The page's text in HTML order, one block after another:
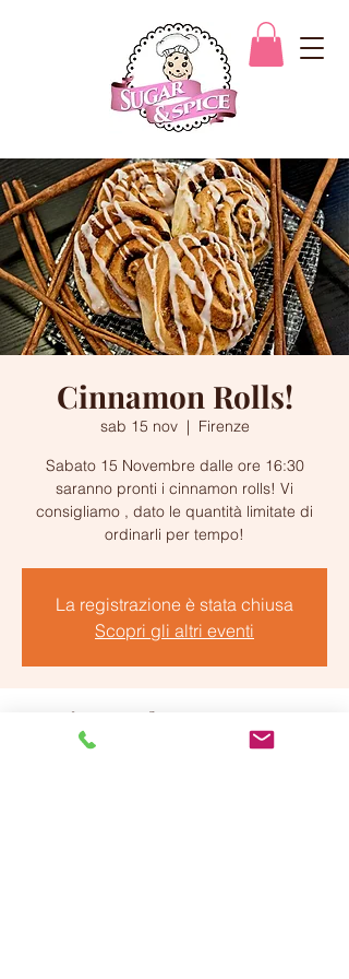
Cinnamon Rolls!
sab 15 nov
  |
Firenze
Sabato 15 Novembre dalle ore 16:30
saranno pronti i cinnamon rolls! Vi
consigliamo , dato le quantità limitate di
ordinarli per tempo!
La registrazione è stata chiusa
Scopri gli altri eventi
Orario & Sede